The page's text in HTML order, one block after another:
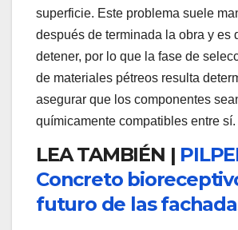
superficie. Este problema suele
después de terminada la obra y es
detener, por lo que la fase de
de materiales pétreos resulta
asegurar que los componentes
químicamente compatibles entre sí.
LEA TAMBIÉN |
Concreto
futuro de las